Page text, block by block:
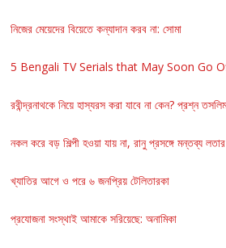
নিজের মেয়েদের বিয়েতে কন্যাদান করব না: সোমা
5 Bengali TV Serials that May Soon Go
রবীন্দ্রনাথকে নিয়ে হাস্যরস করা যাবে না কেন? প্রশ্ন
নকল করে বড় শিল্পী হওয়া যায় না, রানু প্রসঙ্গে মন্তব্য লতার
খ্যাতির আগে ও পরে ৬ জনপ্রিয় টেলিতারকা
প্রযোজনা সংস্থাই আমাকে সরিয়েছে: অনামিকা